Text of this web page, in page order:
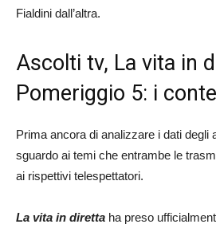
Fialdini dall’altra.
Ascolti tv, La vita in
Pomeriggio 5: i
Prima ancora di analizzare i dati degli
sguardo ai temi che entrambe le
ai rispettivi telespettatori.
La vita in diretta ha preso